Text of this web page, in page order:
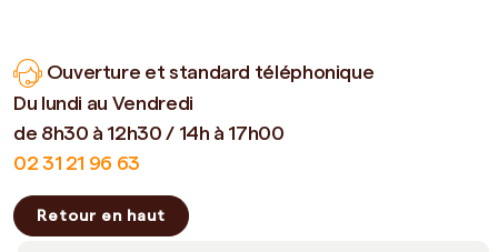
Ouverture et standard téléphonique
Du lundi au Vendredi
de 8h30 à 12h30 / 14h à 17h00
02 31 21 96 63
Retour en haut